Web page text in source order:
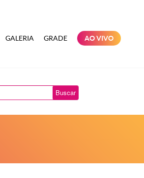
GALERIA GRADE AO VIVO
Buscar